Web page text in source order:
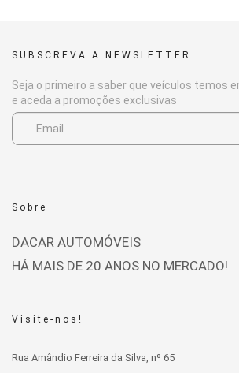
SUBSCREVA A NEWSLETTER
Seja o primeiro a saber que veículos temos
e aceda a promoções exclusivas
Sobre
DACAR AUTOMÓVEIS
HÁ MAIS DE 20 ANOS NO MERCADO!
Visite-nos!
Rua Amândio Ferreira da Silva, nº 65